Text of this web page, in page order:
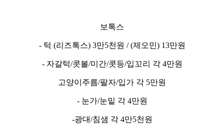
보톡스
- 턱 (리즈톡스) 3만5천원 / (제오민) 13만원
- 자갈턱/콧볼/미간/콧등/입꼬리 각 4만원
고양이주름/팔자/입가 각 5만원
- 눈가/눈밑 각 4만원
-광대/침샘 각 4만5천원